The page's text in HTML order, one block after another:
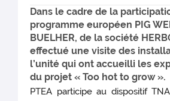
Dans le cadre de la
programme européen PIG
BUELHER, de la société
effectué une visite des
l’unité qui ont accueilli les
du projet « Too hot to grow ».
PTEA participe au dispositif